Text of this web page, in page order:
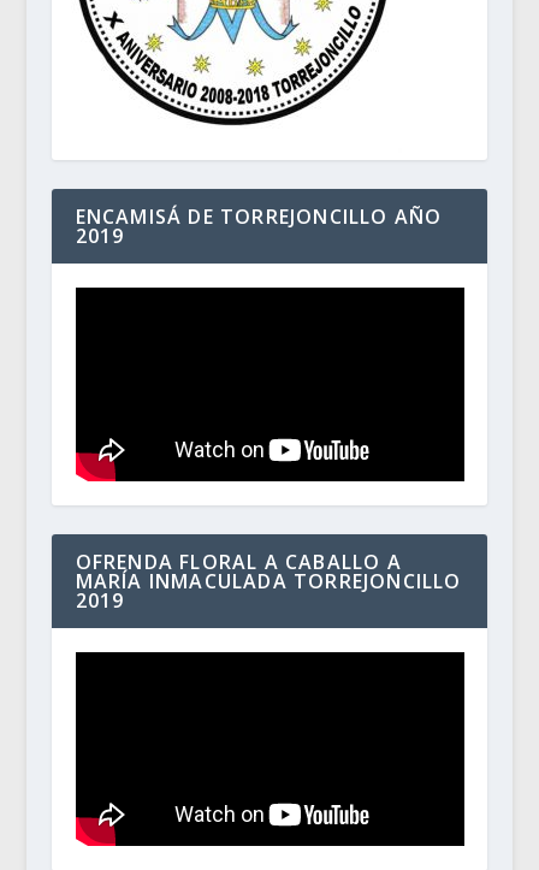
ENCAMISÁ DE TORREJONCILLO AÑO
2019
OFRENDA FLORAL A CABALLO A
MARÍA INMACULADA TORREJONCILLO
2019